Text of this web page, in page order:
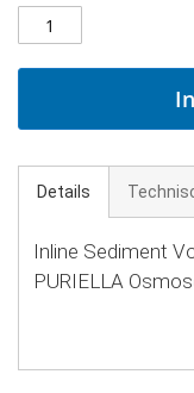
Details
Inline Sediment
PURIELLA